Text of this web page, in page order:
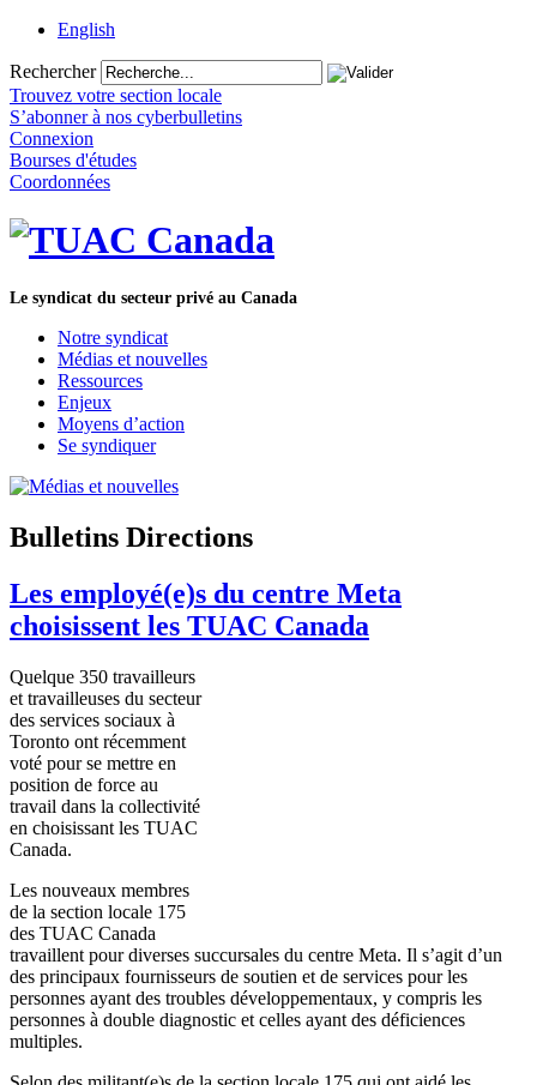
English
Rechercher
Trouvez votre section locale
S’abonner à nos cyberbulletins
Connexion
Bourses d'études
Coordonnées
Le syndicat du secteur privé au Canada
Notre syndicat
Médias et nouvelles
Ressources
Enjeux
Moyens d’action
Se syndiquer
Bulletins Directions
Les employé(e)s du centre Meta
choisissent les TUAC Canada
Quelque 350 travailleurs
et travailleuses du secteur
des services sociaux à
Toronto ont récemment
voté pour se mettre en
position de force au
travail dans la collectivité
en choisissant les TUAC
Canada.
Les nouveaux membres
de la section locale 175
des TUAC Canada
travaillent pourdiverses succursales du centre Meta. Il s’agit d’un
des principaux fournisseurs de soutien et de services pour les
personnes ayant des troubles développementaux, y compris les
personnes à double diagnostic et celles ayant des déficiences
multiples.